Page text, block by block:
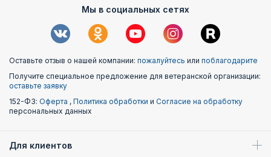
Мы в социальных сетях
Оставьте отзыв о нашей компании: пожалуйтесь или поблагодарите
Получите специальное предложение для ветеранской организации:
оставьте заявку
152-ФЗ: Оферта , Политика обработки и Согласие на обработку
персональных данных
Для клиентов